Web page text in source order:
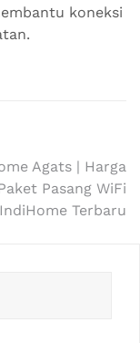
koneksi
Agats | Harga
Pasang WiFi
IndiHome Terbaru